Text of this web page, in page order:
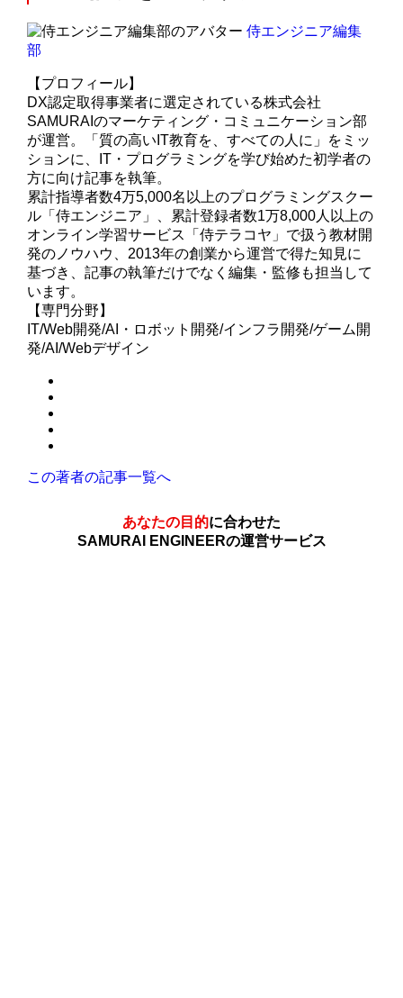
侍エンジニア編集
部
【プロフィール】
DX認定取得事業者に選定されている株式会社
SAMURAIのマーケティング・コミュニケーション部
が運営。「質の高いIT教育を、すべての人に」をミッ
ションに、IT・プログラミングを学び始めた初学者の
方に向け記事を執筆。
累計指導者数4万5,000名以上のプログラミングスクー
ル「侍エンジニア」、累計登録者数1万8,000人以上の
オンライン学習サービス「侍テラコヤ」で扱う教材開
発のノウハウ、2013年の創業から運営で得た知見に
基づき、記事の執筆だけでなく編集・監修も担当して
います。
【専門分野】
IT/Web開発/AI・ロボット開発/インフラ開発/ゲーム開
発/AI/Webデザイン
この著者の記事一覧へ
あなたの目的に合わせた
SAMURAI ENGINEERの運営サービス